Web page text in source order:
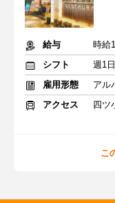
給与
時給
シフト
雇用形態
アル
アクセス
四ツ
こ